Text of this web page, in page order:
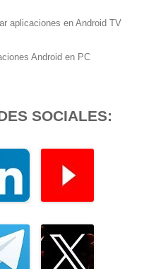
aplicaciones en Android TV
Android en PC
SOCIALES: